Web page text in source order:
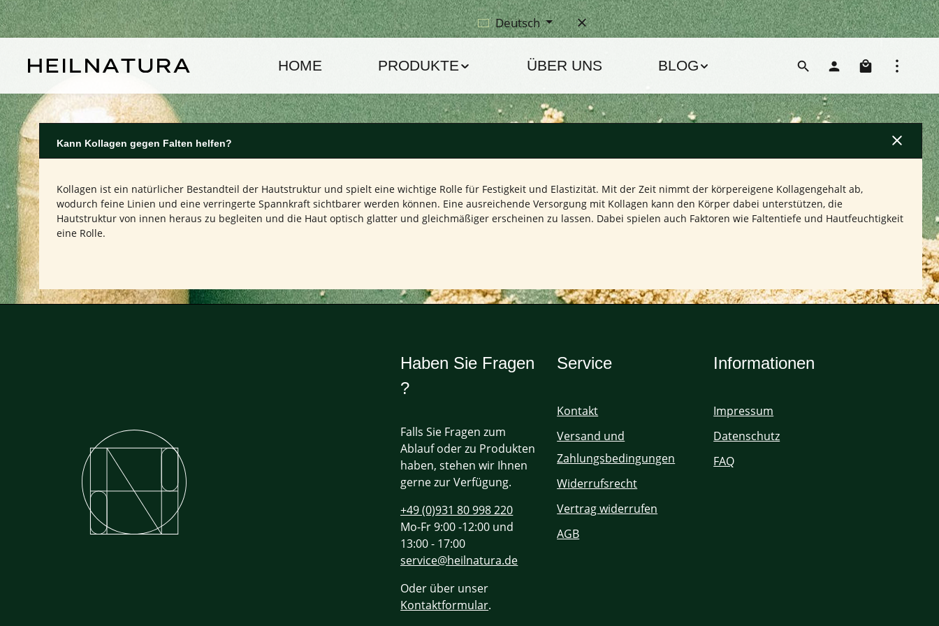
Hauptinhalt springen
Zur Hauptnavigation springen Deutsch
HOME PRODUKTE ÜBER UNS BLOG
Kann Kollagen gegen Falten helfen?
Kollagen ist ein natürlicher Bestandteil der Hautstruktur und spielt eine wichtige Rolle für Festigkeit und Elastizität. Mit der Zeit nimmt der körpereigene Kollagengehalt ab,
wodurch feine Linien und eine verringerte Spannkraft sichtbarer werden können. Eine ausreichende Versorgung mit Kollagen kann den Körper dabei unterstützen, die
Hautstruktur von innen heraus zu begleiten und die Haut optisch glatter und gleichmäßiger erscheinen zu lassen. Dabei spielen auch Faktoren wie Faltentiefe und Hautfeuchtigkeit
eine Rolle.
Haben Sie Fragen
?
Falls Sie Fragen zum
Ablauf oder zu Produkten
haben, stehen wir Ihnen
gerne zur Verfügung.
+49 (0)931 80 998 220
Mo-Fr 9:00 -12:00 und
13:00 - 17:00
service@heilnatura.de
Oder über unser
Kontaktformular.
Service
Kontakt
Versand und
Zahlungsbedingungen
Widerrufsrecht
Vertrag widerrufen
AGB
Informationen
Impressum
Datenschutz
FAQ